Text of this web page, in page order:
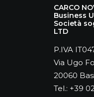
CARCO
Business
Società
LTD
P.IVA
Via Ugo
20060
Tel.: +39